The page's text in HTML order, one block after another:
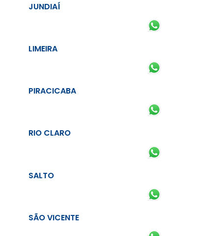
JUNDIAÍ
LIMEIRA
PIRACICABA
RIO CLARO
SALTO
SÃO VICENTE